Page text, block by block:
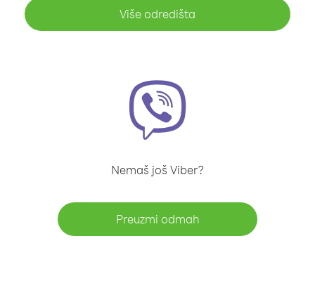
Više odredišta
Nemaš još Viber?
Preuzmi odmah